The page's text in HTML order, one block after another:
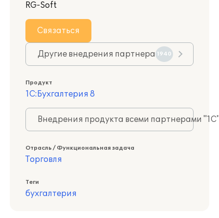
RG-Soft
Связаться
Другие внедрения партнера 1940
Продукт
1С:Бухгалтерия 8
Внедрения продукта всеми партнерами
Отрасль / Функциональная задача
Торговля
Теги
бухгалтерия